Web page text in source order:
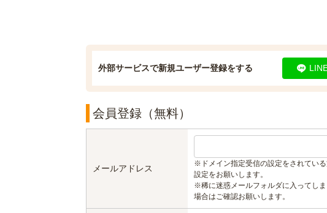
外部サービスで新規ユーザー登録をする
会員登録（無料）
メールアドレス ※ドメイン指定受信の設定をされている
設定をお願いします。
※稀に迷惑メールフォルダに入ってし
場合はご確認お願いします。